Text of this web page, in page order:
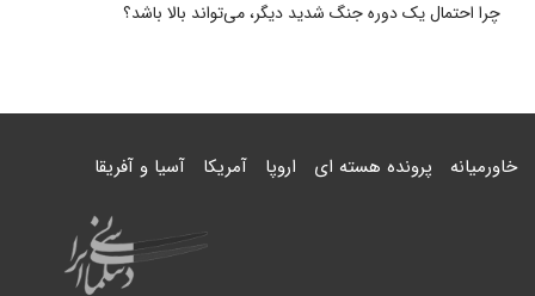
چرا احتمال یک دوره جنگ شدید دیگر، می‌تواند بالا باشد؟
خاورمیانه پرونده هسته ای اروپا آمریکا آسیا و آفریقا